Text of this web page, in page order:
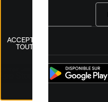
ACCEPTER
TOUT